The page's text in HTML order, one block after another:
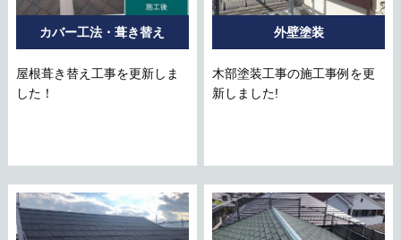
カバー工法・葺き替え
屋根葺き替え工事を更新しま
した！
外壁塗装
木部塗装工事の施工事例を更
新しました!